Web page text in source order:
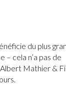
du plus
– cela n’a pas de
Mathier &